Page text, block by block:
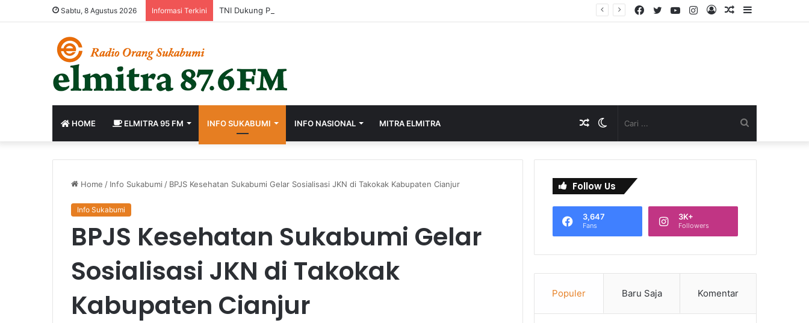
Sabtu, 8 Agustus 2026 Informasi Terkini Sidebar
Artikel
Log
Instagram
YouTube
Twitter
Facebook
HOME ELMITRA 95 FM INFO SUKABUMI INFO NASIONAL MITRA ELMITRA
...
Switch
skin
Artikel
Acak
Home / Info Sukabumi / BPJS Kesehatan Sukabumi Gelar Sosialisasi JKN di Takokak Kabupaten Cianjur
Info Sukabumi
BPJS Kesehatan Sukabumi Gelar
Sosialisasi JKN di Takokak
Kabupaten Cianjur
Follow Us
3,647
Fans
3K+
Followers
Populer Baru Saja Komentar